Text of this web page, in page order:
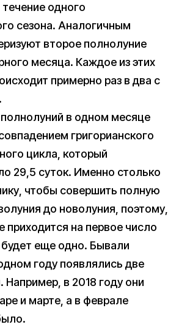
одного
сезона. Аналогичным
второе полнолуние
месяца. Каждое из этих
примерно раз в два с
в одном месяце
григорианского
цикла, который
29,5 суток. Именно столько
чтобы совершить полную
до новолуния, поэтому,
приходится на первое число
еще одно. Бывали
году появлялись две
Например, в 2018 году они
и марте, а в феврале